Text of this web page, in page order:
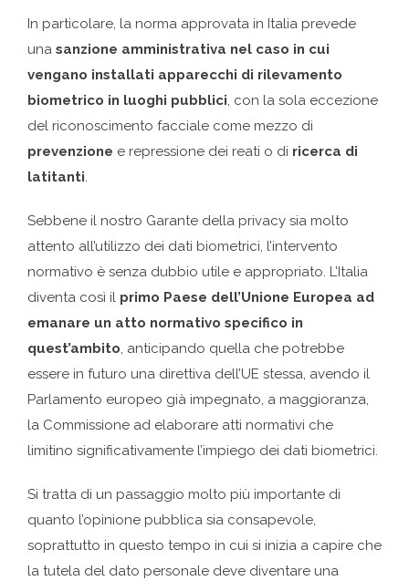
In particolare, la norma approvata in Italia prevede
una sanzione amministrativa nel caso in cui
vengano installati apparecchi di rilevamento
biometrico in luoghi pubblici, con la sola eccezione
del riconoscimento facciale come mezzo di
prevenzione e repressione dei reati o di ricerca di
latitanti.
Sebbene il nostro Garante della privacy sia molto
attento all’utilizzo dei dati biometrici, l’intervento
normativo è senza dubbio utile e appropriato. L’Italia
diventa così il primo Paese dell’Unione Europea ad
emanare un atto normativo specifico in
quest’ambito, anticipando quella che potrebbe
essere in futuro una direttiva dell’UE stessa, avendo il
Parlamento europeo già impegnato, a maggioranza,
la Commissione ad elaborare atti normativi che
limitino significativamente l’impiego dei dati biometrici.
Si tratta di un passaggio molto più importante di
quanto l’opinione pubblica sia consapevole,
soprattutto in questo tempo in cui si inizia a capire che
la tutela del dato personale deve diventare una